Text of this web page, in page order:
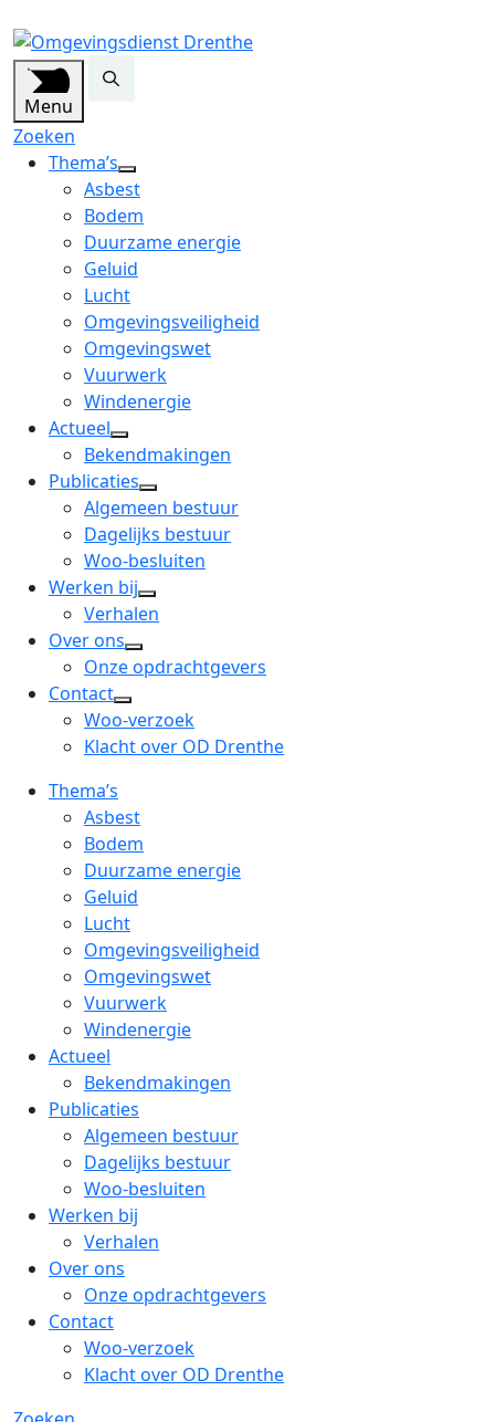
Menu
Zoeken
Thema’s
open
dropdown
menu
Asbest
Bodem
Duurzame energie
Geluid
Lucht
Omgevingsveiligheid
Omgevingswet
Vuurwerk
Windenergie
Actueel
open
dropdown
menu
Bekendmakingen
Publicaties
open
dropdown
menu
Algemeen bestuur
Dagelijks bestuur
Woo-besluiten
Werken bij
open
menu
Verhalen
Over ons
open
dropdown
menu
Onze opdrachtgevers
Contact
open
dropdown
Woo-verzoek
Klacht over OD Drenthe
Thema’s
Asbest
Bodem
Duurzame energie
Geluid
Lucht
Omgevingsveiligheid
Omgevingswet
Vuurwerk
Windenergie
Actueel
Bekendmakingen
Publicaties
Algemeen bestuur
Dagelijks bestuur
Woo-besluiten
Werken bij
Verhalen
Over ons
Onze opdrachtgevers
Contact
Woo-verzoek
Klacht over OD Drenthe